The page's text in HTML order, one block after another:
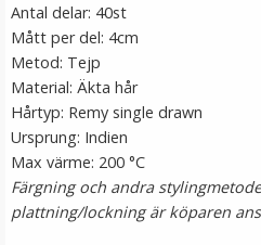
Antal delar: 40st
Mått per del: 4cm
Metod: Tejp
Material: Äkta hår
Hårtyp: Remy single drawn
Ursprung: Indien
Max värme: 200 °C
Färgning och andra
plattning/lockning är köparen